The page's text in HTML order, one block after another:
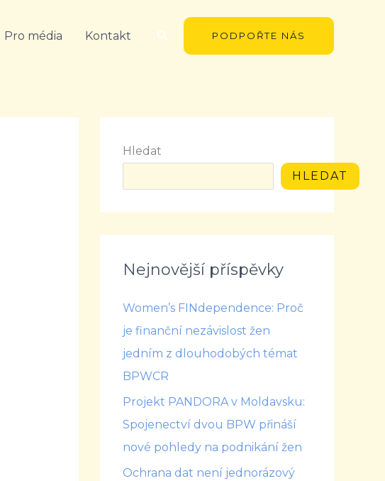
Pro média Kontakt Hledat PODPOŘTE NÁS
Hledat
HLEDAT
Nejnovější příspěvky
Women’s FINdependence: Proč
je finanční nezávislost žen
jedním z dlouhodobých témat
BPWCR
Projekt PANDORA v Moldavsku:
Spojenectví dvou BPW přináší
nové pohledy na podnikání žen
Ochrana dat není jednorázový